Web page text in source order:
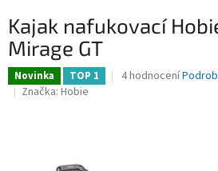
Kajak nafukovací
Mirage GT
Novinka TOP 1
Průměrné
4 hodnocení
Značka: Hobie